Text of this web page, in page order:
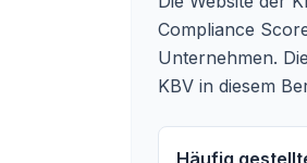
Compliance
Unternehmen.
KBV in diesem
Häufig